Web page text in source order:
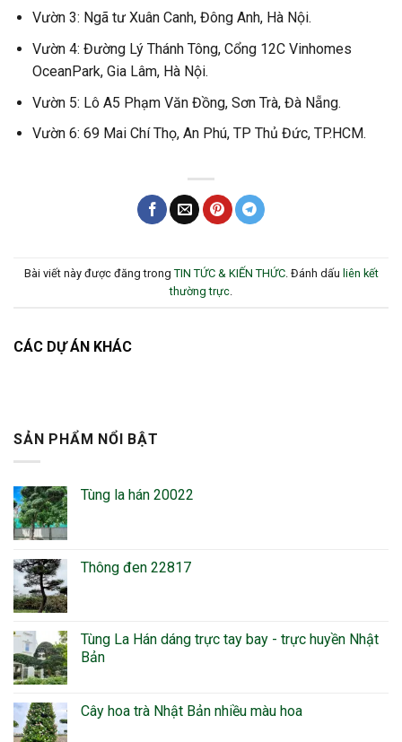
SẢN PHẨM NỔI BẬT
Tùng la hán 20022
Thông đen 22817
Tùng La Hán dáng trực tay bay - trực huyền Nhật
Bản
Cây hoa trà Nhật Bản nhiều màu hoa
Vườn 3: Ngã tư Xuân Canh, Đông Anh, Hà Nội.
Vườn 4: Đường Lý Thánh Tông, Cổng 12C Vinhomes
OceanPark, Gia Lâm, Hà Nội.
Vườn 5: Lô A5 Phạm Văn Đồng, Sơn Trà, Đà Nẵng.
Vườn 6: 69 Mai Chí Thọ, An Phú, TP Thủ Đức, TP.HCM.
Bài viết này được đăng trong TIN TỨC & KIẾN THỨC. Đánh dấu liên kết
thường trực
CÁC DỰ ÁN KHÁC